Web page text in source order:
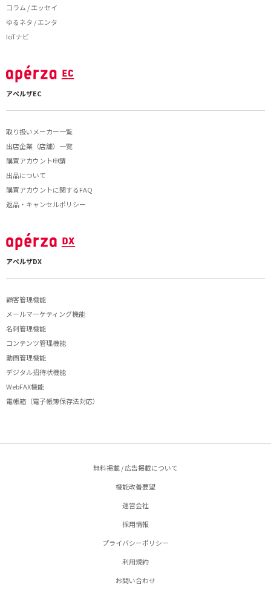
コラム / エッセイ
ゆるネタ / エンタ
IoTナビ
アペルザEC
取り扱いメーカー一覧
出店企業（店舗）一覧
購買アカウント申請
出品について
購買アカウントに関するFAQ
返品・キャンセルポリシー
アペルザDX
顧客管理機能
メールマーケティング機能
名刺管理機能
コンテンツ管理機能
動画管理機能
デジタル招待状機能
WebFAX機能
電帳箱（電子帳簿保存法対応）
無料掲載 / 広告掲載について
機能改善要望
運営会社
採用情報
プライバシーポリシー
利用規約
お問い合わせ